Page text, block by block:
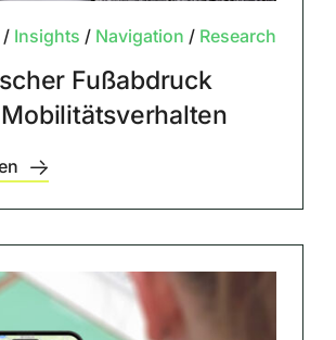
/ Insights / Navigation / Research
Fußabdruck